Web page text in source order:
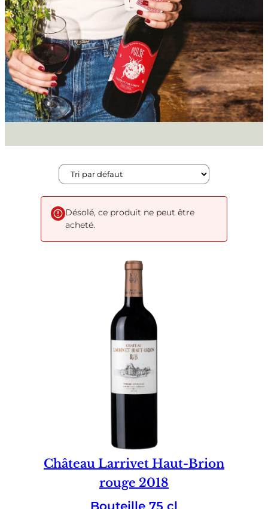
Désolé, ce produit ne peut être
acheté.
Château Larrivet Haut-Brion
rouge 2018